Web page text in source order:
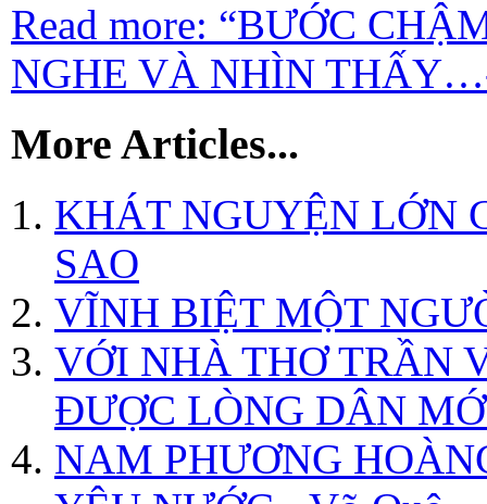
Read more: “BƯỚC
NGHE VÀ NHÌN
More Articles...
KHÁT NGUYỆN LỚN
SAO
VĨNH BIỆT MỘT
VỚI NHÀ THƠ TRẦN
ĐƯỢC LÒNG DÂN
NAM PHƯƠNG